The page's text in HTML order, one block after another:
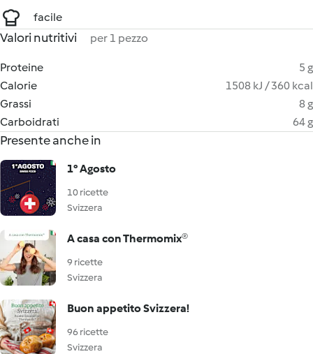
facile
Valori nutritivi per 1 pezzo
Proteine
5 g
Calorie
1508 kJ / 360 kcal
Grassi
8 g
Carboidrati
64 g
Presente anche in
1° Agosto
10 ricette
Svizzera
A casa con Thermomix®
9 ricette
Svizzera
Buon appetito Svizzera!
96 ricette
Svizzera